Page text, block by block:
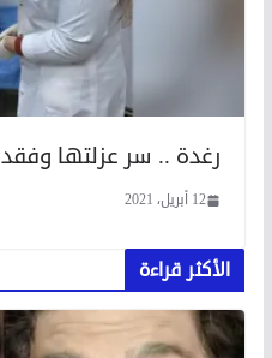
رغدة .. سر عزلتها
12 أبريل، 2021
الأكثر قراءة